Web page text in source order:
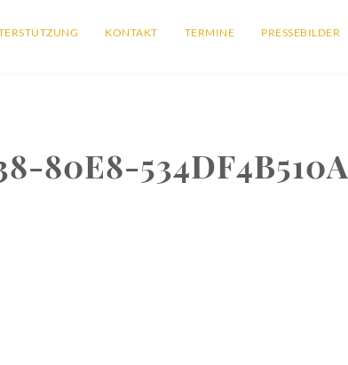
KONTAKT TERMINE PRESSEBILDER
80E8-